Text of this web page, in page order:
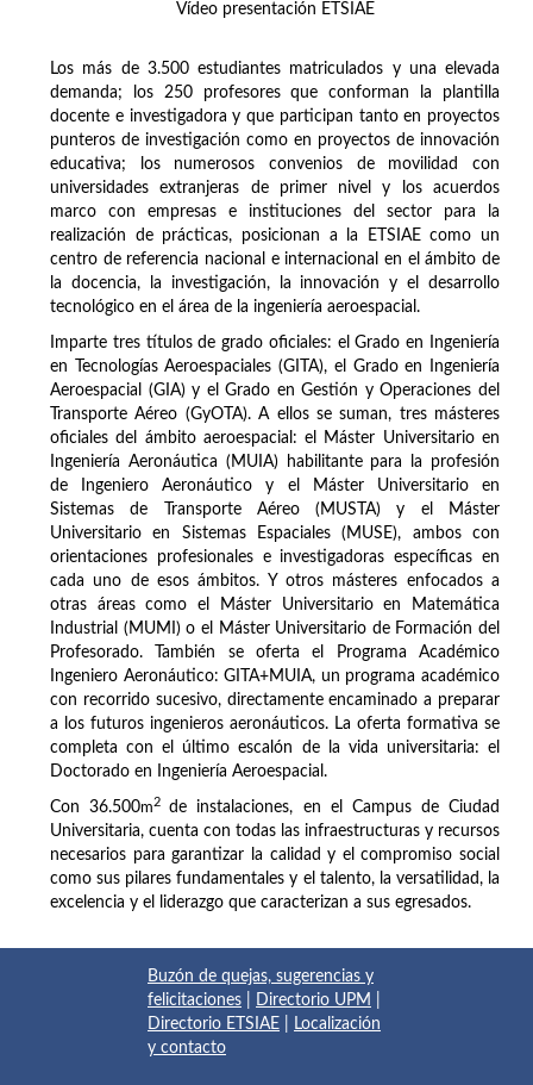
Vídeo presentación ETSIAE
Los más de 3.500 estudiantes matriculados y una elevada
demanda; los 250 profesores que conforman la plantilla
docente e investigadora y que participan tanto en proyectos
punteros de investigación como en proyectos de innovación
educativa; los numerosos convenios de movilidad con
universidades extranjeras de primer nivel y los acuerdos
marco con empresas e instituciones del sector para la
realización de prácticas, posicionan a la ETSIAE como un
centro de referencia nacional e internacional en el ámbito de
la docencia, la investigación, la innovación y el desarrollo
tecnológico en el área de la ingeniería aeroespacial.
Imparte tres títulos de grado oficiales: el Grado en Ingeniería
en Tecnologías Aeroespaciales (GITA), el Grado en Ingeniería
Aeroespacial (GIA) y el Grado en Gestión y Operaciones del
Transporte Aéreo (GyOTA). A ellos se suman, tres másteres
oficiales del ámbito aeroespacial: el Máster Universitario en
Ingeniería Aeronáutica (MUIA) habilitante para la profesión
de Ingeniero Aeronáutico y el Máster Universitario en
Sistemas de Transporte Aéreo (MUSTA) y el Máster
Universitario en Sistemas Espaciales (MUSE), ambos con
orientaciones profesionales e investigadoras específicas en
cada uno de esos ámbitos. Y otros másteres enfocados a
otras áreas como el Máster Universitario en Matemática
Industrial (MUMI) o el Máster Universitario de Formación del
Profesorado. También se oferta el Programa Académico
Ingeniero Aeronáutico: GITA+MUIA, un programa académico
con recorrido sucesivo, directamente encaminado a preparar
a los futuros ingenieros aeronáuticos. La oferta formativa se
completa con el último escalón de la vida universitaria: el
Doctorado en Ingeniería Aeroespacial.
Con 36.500m2
de instalaciones, en el Campus de Ciudad
Universitaria, cuenta con todas las infraestructuras y recursos
necesarios para garantizar la calidad y el compromiso social
como sus pilares fundamentales y el talento, la versatilidad, la
excelencia y el liderazgo que caracterizan a sus egresados.
Buzón de quejas, sugerencias y
felicitaciones
Directorio UPM
Directorio ETSIAE
Localización
y contacto